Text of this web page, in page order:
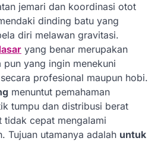
jemari dan koordinasi otot
dinding batu yang
diri melawan gravitasi.
yang benar merupakan
yang ingin menekuni
profesional maupun hobi.
menuntut pemahaman
tumpu dan distribusi berat
tidak cepat mengalami
Tujuan utamanya adalah untuk